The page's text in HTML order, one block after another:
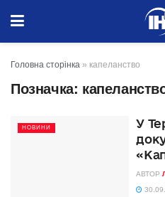
Головна сторінка » капеланство
Позначка:
НОВИНИ
У
АВТОР